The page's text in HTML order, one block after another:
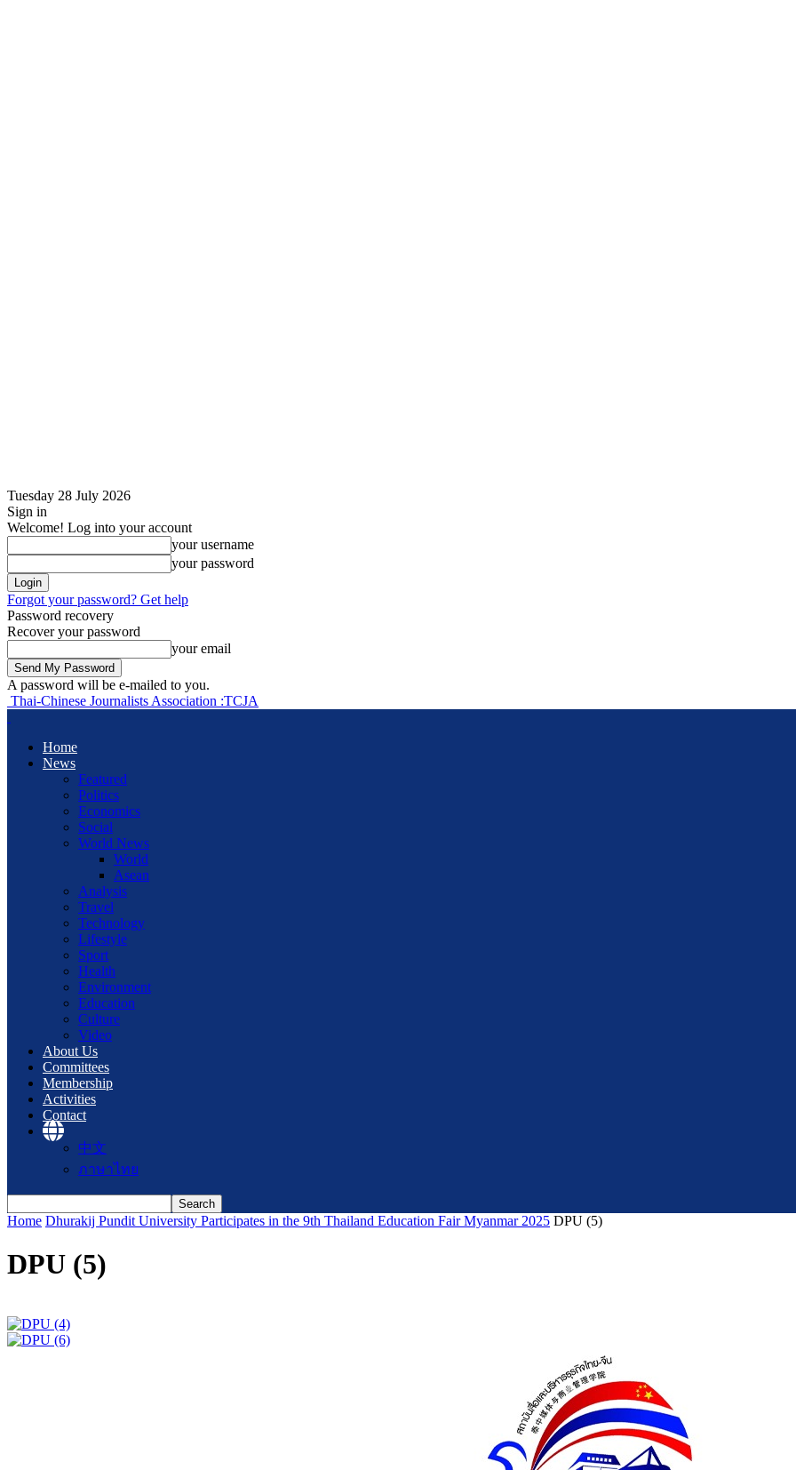
Tuesday 28 July 2026
Sign in
Welcome! Log into your account
your username
your password
Forgot your password? Get help
Password recovery
Recover your password
your email
A password will be e-mailed to you.
Thai-Chinese Journalists Association :TCJA
Home
News
Featured
Politics
Economics
Social
World News
World
Asean
Analysis
Travel
Technology
Lifestyle
Sport
Health
Environment
Education
Culture
Video
About Us
Committees
Membership
Activities
Contact
中文
ภาษาไทย
Home Dhurakij Pundit University Participates in the 9th Thailand Education Fair Myanmar 2025 DPU (5)
DPU (5)